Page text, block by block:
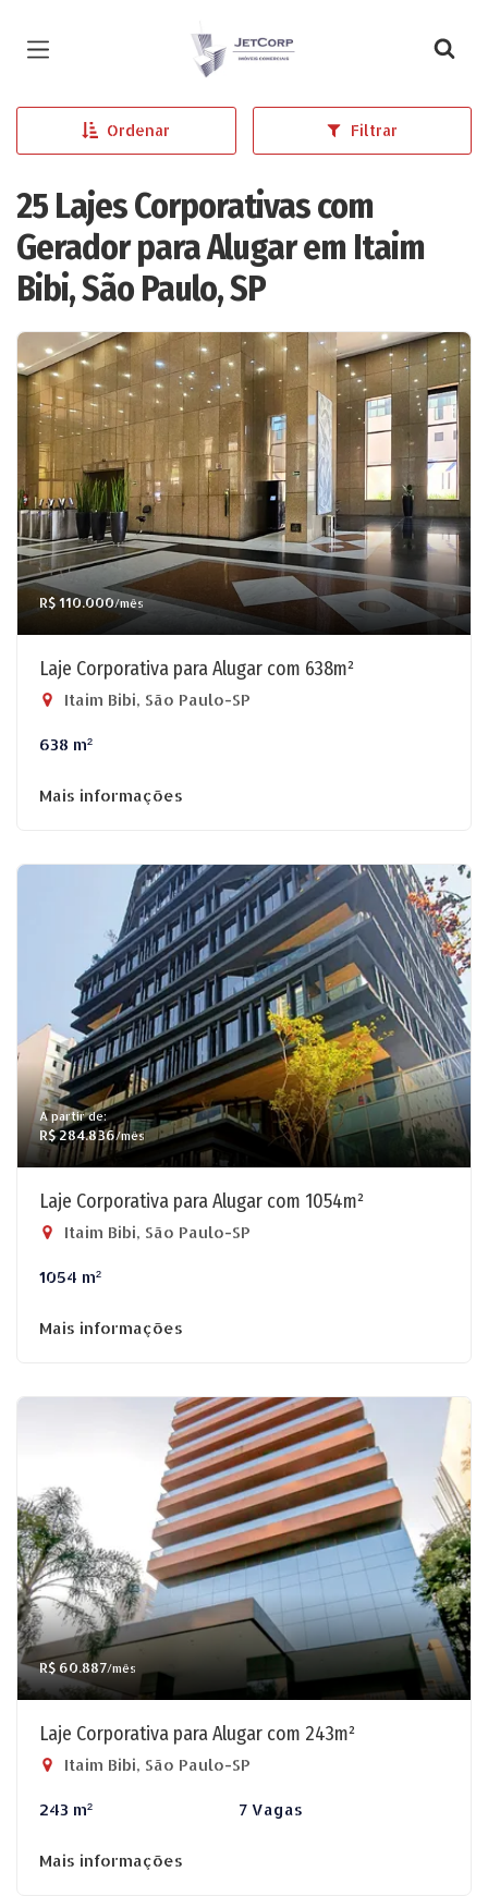
Página inicial
Ordenar Filtrar
25 Lajes Corporativas com
Gerador para Alugar em Itaim
Bibi, São Paulo, SP
R$ 110.000/mês
Laje Corporativa para Alugar com 638m²
Itaim Bibi, São Paulo-SP
638 m²
Mais informações
A partir de:
R$ 284.836/mês
Laje Corporativa para Alugar com 1054m²
Itaim Bibi, São Paulo-SP
1054 m²
Mais informações
R$ 60.887/mês
Laje Corporativa para Alugar com 243m²
Itaim Bibi, São Paulo-SP
243 m² 7 Vagas
Mais informações